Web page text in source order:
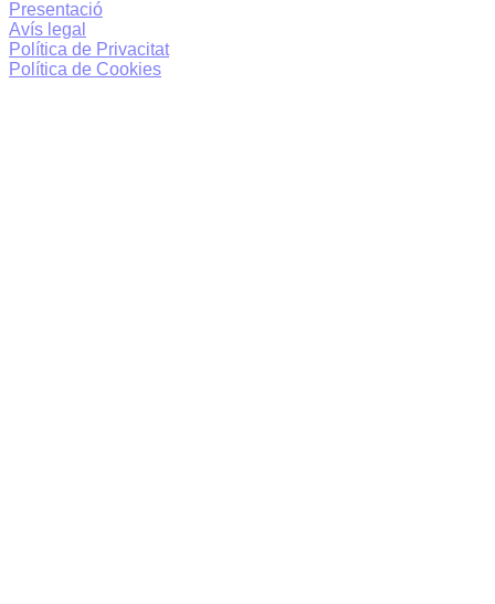
Presentació
Avís legal
Política de Privacitat
Política de Cookies